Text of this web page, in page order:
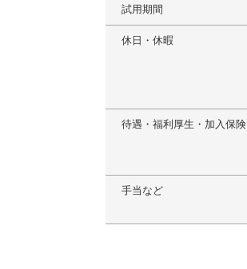
試用期間
休日・休暇
待遇・福利厚生・加入保険
手当など